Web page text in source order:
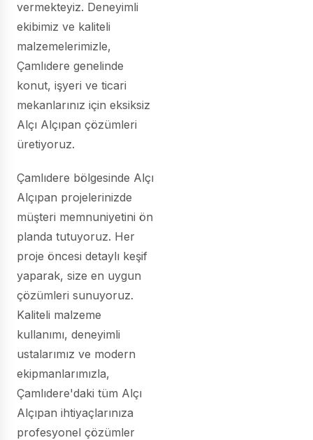
vermekteyiz. Deneyimli
ekibimiz ve kaliteli
malzemelerimizle,
Çamlıdere genelinde
konut, işyeri ve ticari
mekanlarınız için eksiksiz
Alçı Alçıpan çözümleri
üretiyoruz.
Çamlıdere bölgesinde Alçı
Alçıpan projelerinizde
müşteri memnuniyetini ön
planda tutuyoruz. Her
proje öncesi detaylı keşif
yaparak, size en uygun
çözümleri sunuyoruz.
Kaliteli malzeme
kullanımı, deneyimli
ustalarımız ve modern
ekipmanlarımızla,
Çamlıdere'daki tüm Alçı
Alçıpan ihtiyaçlarınıza
profesyonel çözümler